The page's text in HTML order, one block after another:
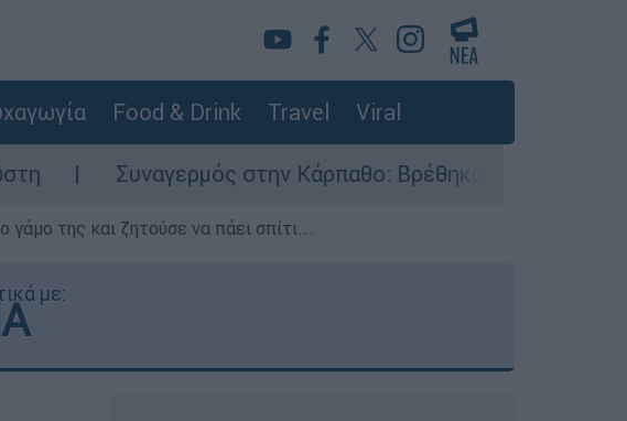
Food & Drink Travel Viral
στην Κάρπαθο: Βρέθηκαν παλιά πυρομαχικά στο
της και ζητούσε να πάει σπίτι...
με: